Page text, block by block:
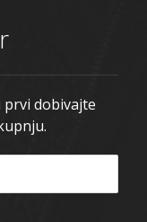
prvi dobivajte